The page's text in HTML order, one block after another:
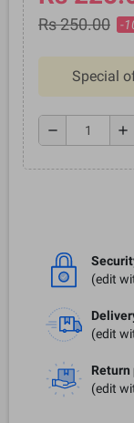
Rs 250.00 -
Special
remove add
(edit
(edit
Return
(edit